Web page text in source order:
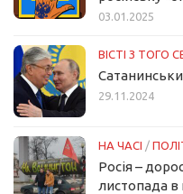
03.01.2025
ВІСТІ З ТОГО
29.11.2024
НА ЧАСІ /
Росія –
листопада в